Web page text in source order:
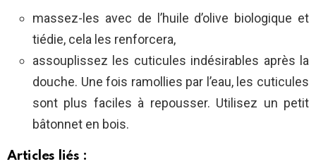
massez-les avec de l’huile d’olive biologique et
tiédie, cela les renforcera,
assouplissez les cuticules indésirables après la
douche. Une fois ramollies par l’eau, les cuticules
sont plus faciles à repousser. Utilisez un petit
bâtonnet en bois.
Articles liés :